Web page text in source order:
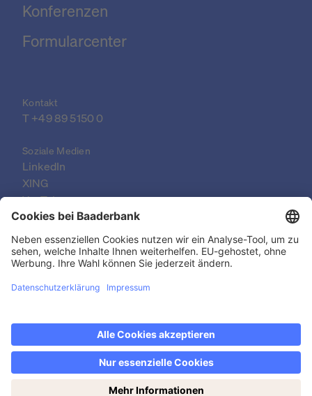
Jetzt den Wochenendhandel entdecken: samstags
von 14-19 Uhr!
Konferenzen
Formularcenter
Kontakt
T +49 89 5150 0
Soziale Medien
LinkedIn
XING
YouTube
© 2026 Baader Bank AG
Rechtlicher Hinweis
Barrierefreiheit
Kontakt & FAQ